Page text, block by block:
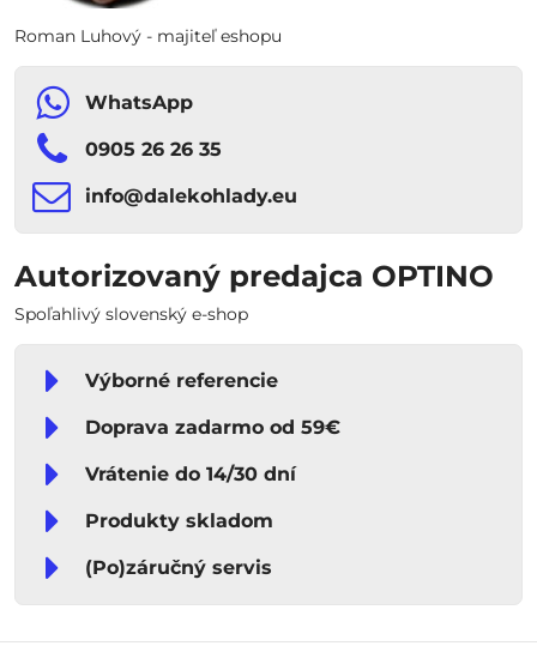
Roman Luhový - majiteľ eshopu
WhatsApp
0905 26 26 35
info​​@dalekohlady​​.eu
Autorizovaný predajca OPTINO
Spoľahlivý slovenský e-shop
Výborné referencie
Doprava zadarmo od 59€
Vrátenie do 14/30 dní
Produkty skladom
(Po)záručný servis